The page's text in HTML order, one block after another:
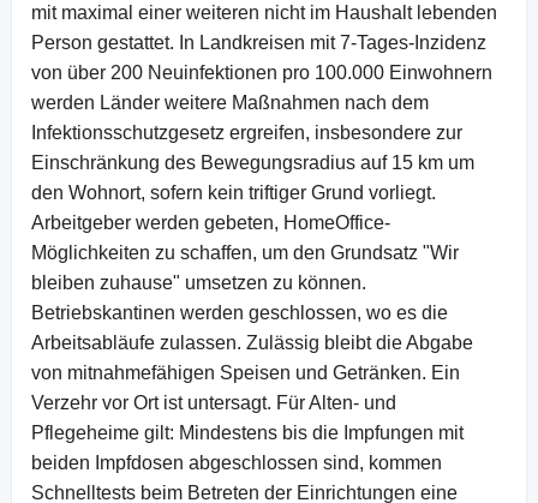
mit maximal einer weiteren nicht im Haushalt lebenden
Person gestattet. In Landkreisen mit 7-Tages-Inzidenz
von über 200 Neuinfektionen pro 100.000 Einwohnern
werden Länder weitere Maßnahmen nach dem
Infektionsschutzgesetz ergreifen, insbesondere zur
Einschränkung des Bewegungsradius auf 15 km um
den Wohnort, sofern kein triftiger Grund vorliegt.
Arbeitgeber werden gebeten, HomeOffice-
Möglichkeiten zu schaffen, um den Grundsatz "Wir
bleiben zuhause" umsetzen zu können.
Betriebskantinen werden geschlossen, wo es die
Arbeitsabläufe zulassen. Zulässig bleibt die Abgabe
von mitnahmefähigen Speisen und Getränken. Ein
Verzehr vor Ort ist untersagt. Für Alten- und
Pflegeheime gilt: Mindestens bis die Impfungen mit
beiden Impfdosen abgeschlossen sind, kommen
Schnelltests beim Betreten der Einrichtungen eine